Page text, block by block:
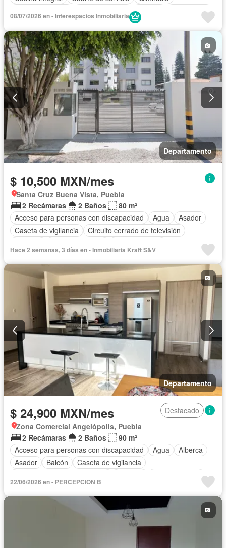
Internet
Electricidad
Cuarto de Limpieza
Televisión por cable
Gas natural
Zonas verdes Completamente amueblado
08/07/2026 en - Interespacios Inmobiliaria
Departamento
$ 10,500 MXN/mes
Santa Cruz Buena Vista, Puebla
2 Recámaras
2 Baños
80 m²
Acceso para personas con discapacidad
Agua
Asador
Caseta de vigilancia
Circuito cerrado de televisión
Cuarto de Limpieza
Electricidad
Estacionamiento
Azotea
Seguridad
Televisión por cable
Vista panorámica
Wifi
Zonas verdes
Solo familias Sin amueblar
Hace 2 semanas, 3 días en - Inmobiliaria Kraft S&V
Departamento
$ 24,900 MXN/mes
Destacado
Zona Comercial Angelópolis, Puebla
2 Recámaras
2 Baños
90 m²
Acceso para personas con discapacidad
Agua
Alberca
Asador
Balcón
Caseta de vigilancia
Conserje
Electricidad Elevador
Jardín Recámara con closet
Sala polivalente
Terraza Vista panorámica
22/06/2026 en - PERCEPCION B